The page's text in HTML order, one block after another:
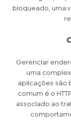
bloqueado, uma
Gerenciar
uma
aplicações são
comum é o
associado ao